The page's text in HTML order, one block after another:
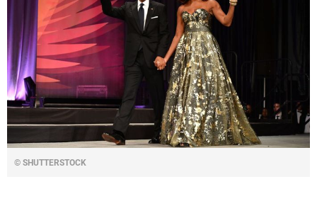
© SHUTTERSTOCK